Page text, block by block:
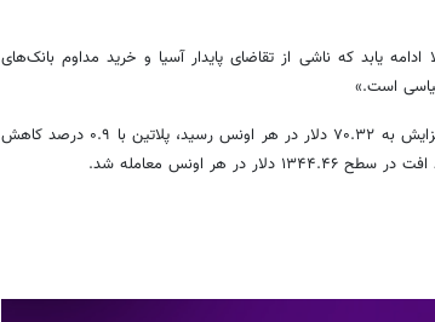
یابد که ناشی از تقاضای پایدار آسیا و خرید مداوم بانک‌های
است.»
در بازار سایر فلزات گرانبها نیز نقره با ۰.۲ درصد افزایش به ۷۰.۳۲ دلار در هر اونس رسید، پلاتین با ۰.۹ درصد کاهش